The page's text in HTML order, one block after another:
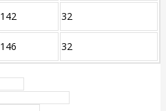
142
32
146
32